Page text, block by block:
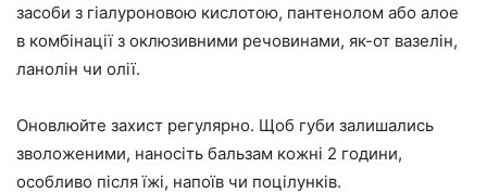
засоби з гіалуроновою кислотою, пантенолом або алое
в комбінації з оклюзивними речовинами, як-от вазелін,
ланолін чи олії.
Оновлюйте захист регулярно. Щоб губи залишались
зволоженими, наносіть бальзам кожні 2 години,
особливо після їжі, напоїв чи поцілунків.